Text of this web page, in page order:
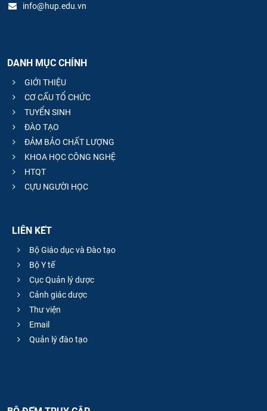
info@hup.edu.vn
DANH MỤC CHÍNH
GIỚI THIỆU
CƠ CẤU TỔ CHỨC
TUYỂN SINH
ĐÀO TẠO
ĐẢM BẢO CHẤT LƯỢNG
KHOA HỌC CÔNG NGHỆ
HTQT
CỰU NGƯỜI HỌC
LIÊN KẾT
Bộ Giáo dục và Đào tạo
Bộ Y tế
Cục Quản lý dược
Cảnh giác dược
Thư viện
Email
Quản lý đào tạo